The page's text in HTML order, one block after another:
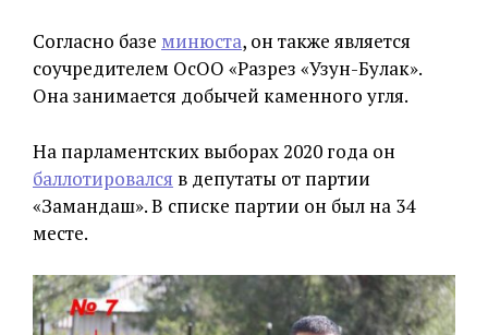
Cогласно базе минюста, он также является
соучредителем ОсОО «Разрез «Узун-Булак».
Она занимается добычей каменного угля.
На парламентских выборах 2020 года он
баллотировался в депутаты от партии
«Замандаш». В списке партии он был на 34
месте.